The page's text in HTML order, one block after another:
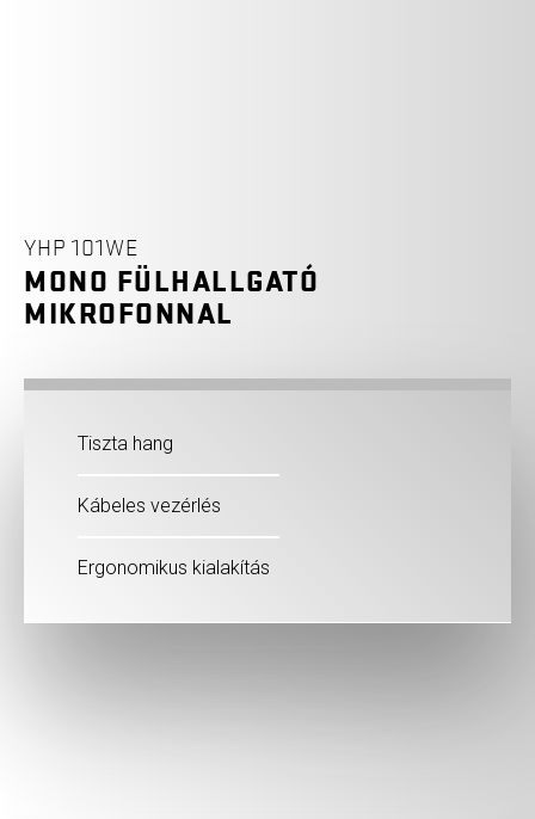
YHP 101WE
MONO FÜLHALLGATÓ
MIKROFONNAL
Tiszta hang
Kábeles vezérlés
Ergonomikus kialakítás